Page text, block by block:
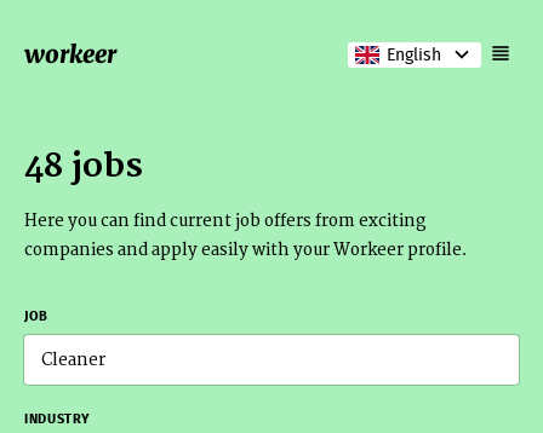
workeer English
48 jobs
Here you can find current job offers from exciting
companies and apply easily with your Workeer profile.
JOB
INDUSTRY